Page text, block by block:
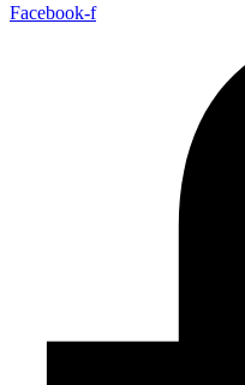
Facebook-f